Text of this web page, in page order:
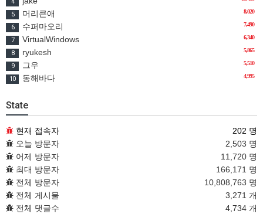
4
8,020
5 머리큰애
7,490
6 수퍼마오리
6,340
7 VirtualWindows
5,865
8 ryukesh
5,510
9 그우
4,995
10 동해바다
State
현재 접속자
202 명
오늘 방문자
2,503 명
어제 방문자
11,720 명
최대 방문자
166,171 명
전체 방문자
10,808,763 명
전체 게시물
3,271 개
전체 댓글수
4,734 개